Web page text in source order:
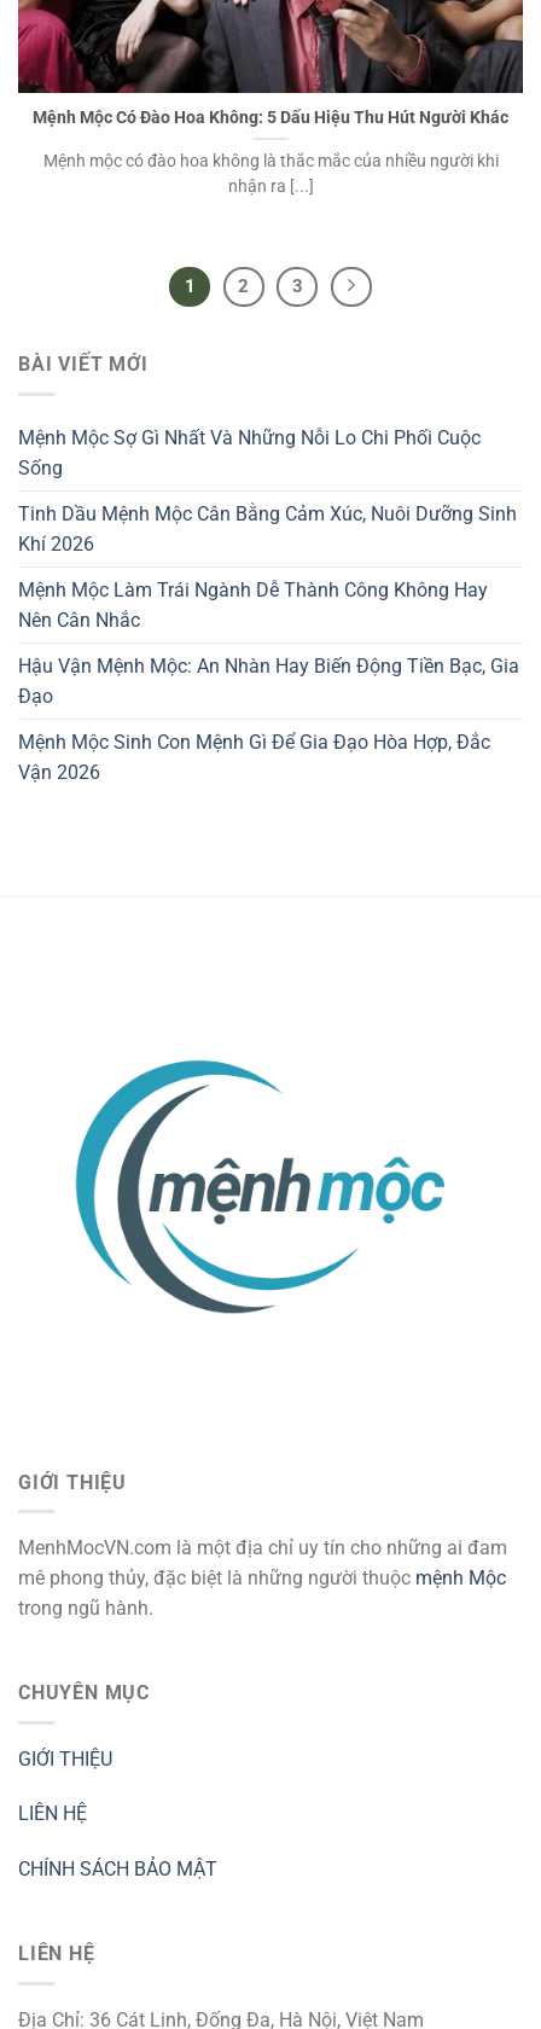
Mệnh Mộc Có Đào Hoa Không: 5 Dấu Hiệu Thu Hút Người Khác
Mệnh mộc có đào hoa không là thắc mắc của nhiều người khi
nhận ra [...]
1 2 3
BÀI VIẾT MỚI
Mệnh Mộc Sợ Gì Nhất Và Những Nỗi Lo Chi Phối Cuộc
Sống
Tinh Dầu Mệnh Mộc Cân Bằng Cảm Xúc, Nuôi Dưỡng Sinh
Khí 2026
Mệnh Mộc Làm Trái Ngành Dễ Thành Công Không Hay
Nên Cân Nhắc
Hậu Vận Mệnh Mộc: An Nhàn Hay Biến Động Tiền Bạc, Gia
Đạo
Mệnh Mộc Sinh Con Mệnh Gì Để Gia Đạo Hòa Hợp, Đắc
Vận 2026
GIỚI THIỆU
MenhMocVN.com là một địa chỉ uy tín cho những ai đam
mê phong thủy, đặc biệt là những người thuộc mệnh Mộc
trong ngũ hành.
CHUYÊN MỤC
GIỚI THIỆU
LIÊN HỆ
CHÍNH SÁCH BẢO MẬT
LIÊN HỆ
Địa Chỉ: 36 Cát Linh, Đống Đa, Hà Nội, Việt Nam